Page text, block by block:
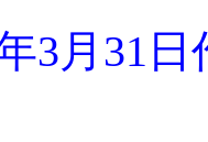
3月31